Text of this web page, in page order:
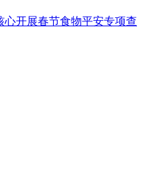
心开展春节食物平安专项查